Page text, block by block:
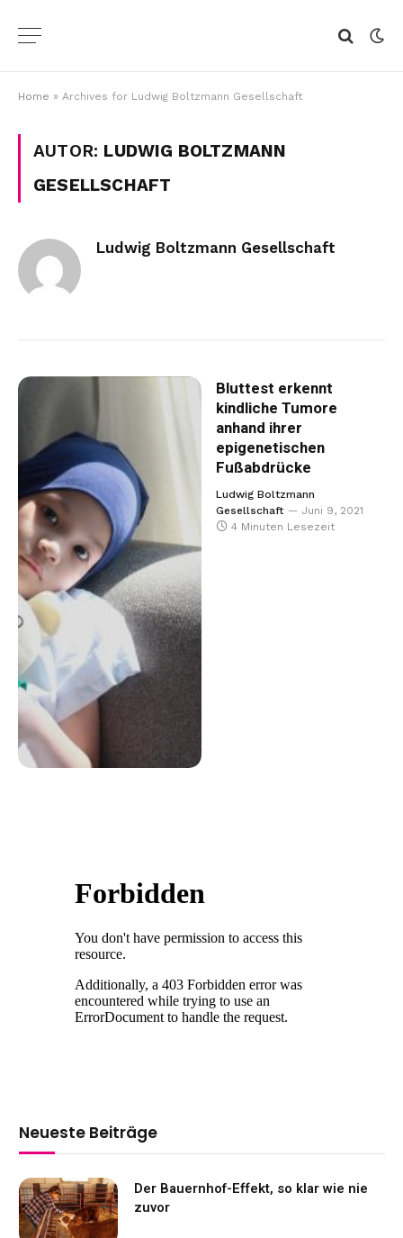
Home » Archives for Ludwig Boltzmann Gesellschaft
AUTOR: LUDWIG BOLTZMANN
GESELLSCHAFT
Ludwig Boltzmann Gesellschaft
Bluttest erkennt
kindliche Tumore
anhand ihrer
epigenetischen
Fußabdrücke
Ludwig Boltzmann
Gesellschaft
Juni 9, 2021
4 Minuten Lesezeit
Neueste Beiträge
Der Bauernhof-Effekt, so klar wie nie
zuvor